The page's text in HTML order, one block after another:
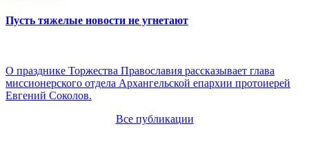
Пусть тяжелые новости не угнетают
О празднике Торжества Православия рассказывает глава
миссионерского отдела Архангельской епархии протоиерей
Евгений Соколов.
Все публикации